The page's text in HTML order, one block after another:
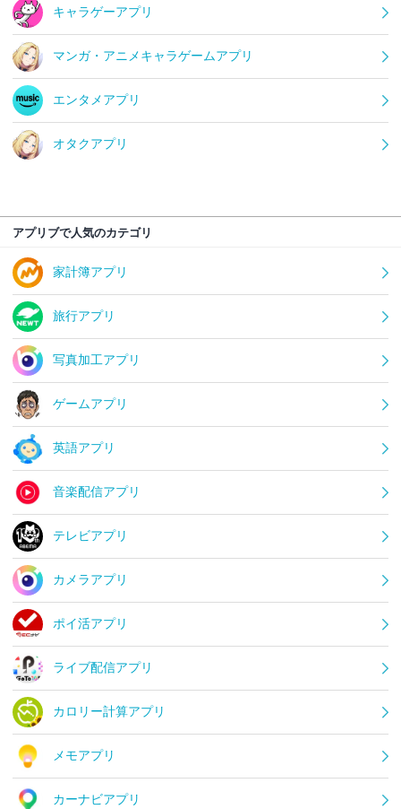
キャラゲーアプリ
マンガ・アニメキャラゲームアプリ
エンタメアプリ
オタクアプリ
アプリブで人気のカテゴリ
家計簿アプリ
旅行アプリ
写真加工アプリ
ゲームアプリ
英語アプリ
音楽配信アプリ
テレビアプリ
カメラアプリ
ポイ活アプリ
ライブ配信アプリ
カロリー計算アプリ
メモアプリ
カーナビアプリ